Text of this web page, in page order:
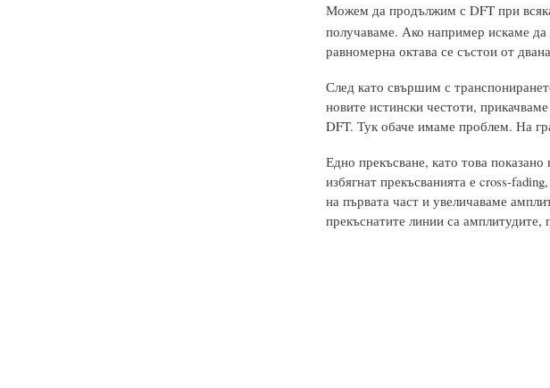
Можем да продължим с DFT при
получаваме. Ако например искаме
равномерна октава се състои от
След като свършим с
новите истински честоти,
DFT. Тук обаче имаме проблем. На
Едно прекъсване, като това
избягнат прекъсванията е cross-
на първата част и увеличаваме
прекъснатите линии са амплитудите,